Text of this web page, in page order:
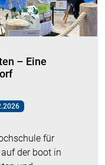
– Eine
für
der boot in